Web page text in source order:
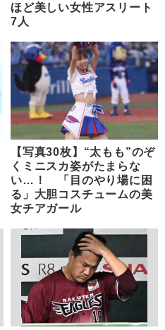
ほど美しい女性アスリート
7人
【写真30枚】“太もも”のぞ
くミニスカ姿がたまらな
い…！ 「目のやり場に困
る」大胆コスチュームの美
女チアガール